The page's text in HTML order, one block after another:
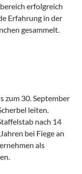
erfolgreich
Erfahrung in der
gesammelt.
zum 30. September
leiten.
nach 14
bei Fiege an
als